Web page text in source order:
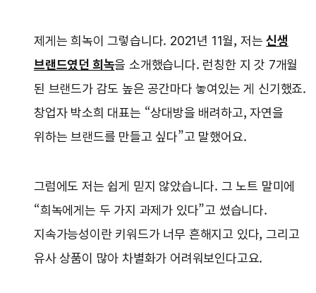
제게는 희녹이 그렇습니다. 2021년 11월, 저는신생
브랜드였던 희녹을 소개했습니다. 런칭한 지 갓 7개월
된 브랜드가 감도 높은 공간마다 놓여있는 게 신기했죠.
창업자 박소희 대표는 “상대방을 배려하고, 자연을
위하는 브랜드를 만들고 싶다”고 말했어요.
그럼에도 저는 쉽게 믿지 않았습니다. 그 노트 말미에
“희녹에게는 두 가지 과제가 있다”고 썼습니다.
지속가능성이란 키워드가 너무 흔해지고 있다, 그리고
유사 상품이 많아 차별화가 어려워보인다고요.